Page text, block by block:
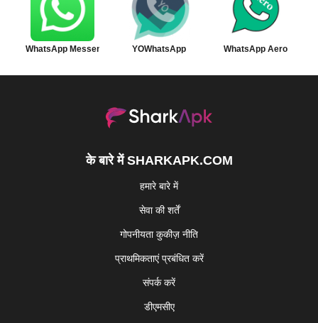
WhatsApp Messenger YOWhatsApp WhatsApp Aero
के बारे में SHARKAPK.COM
हमारे बारे में
सेवा की शर्तें
गोपनीयता कुकीज़ नीति
प्राथमिकताएं प्रबंधित करें
संपर्क करें
डीएमसीए